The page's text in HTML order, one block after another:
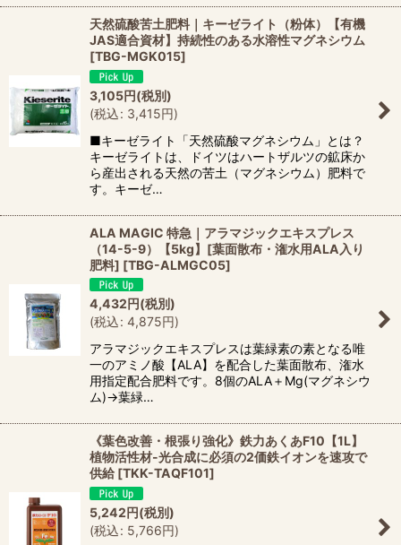
天然硫酸苦土肥料｜キーゼライト（粉体）【有機
JAS適合資材】持続性のある水溶性マグネシウム
[TBG-MGK015]
3,105円(税別)
(税込: 3,415円)
■キーゼライト「天然硫酸マグネシウム」とは？
キーゼライトは、ドイツはハートザルツの鉱床か
ら産出される天然の苦土（マグネシウム）肥料で
す。キーゼ…
ALA MAGIC 特急｜アラマジックエキスプレス
（14-5-9）【5kg】[葉面散布・潅水用ALA入り
肥料] [TBG-ALMGC05]
4,432円(税別)
(税込: 4,875円)
アラマジックエキスプレスは葉緑素の素となる唯
一のアミノ酸【ALA】を配合した葉面散布、潅水
用指定配合肥料です。8個のALA＋Mg(マグネシウ
ム)→葉緑…
《葉色改善・根張り強化》鉄力あくあF10【1L】
植物活性材-光合成に必須の2価鉄イオンを速攻で
供給 [TKK-TAQF101]
5,242円(税別)
(税込: 5,766円)